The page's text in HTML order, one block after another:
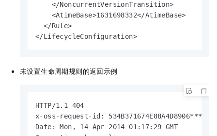
    </NoncurrentVersionTransition>
    <AtimeBase>1631698332</AtimeBase>
  </Rule>
</LifecycleConfiguration>
未设置生命周期规则的返回示例
HTTP/1.1 404
x-oss-request-id: 534B371674E88A4D8906****
Date: Mon, 14 Apr 2014 01:17:29 GMT